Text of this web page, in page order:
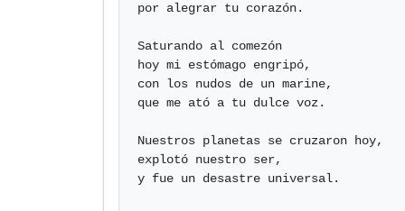
por alegrar tu corazón.
Saturando al comezón
hoy mi estómago engripó,
con los nudos de un marine,
que me ató a tu dulce voz.
Nuestros planetas se cruzaron hoy,
explotó nuestro ser,
y fue un desastre universal.